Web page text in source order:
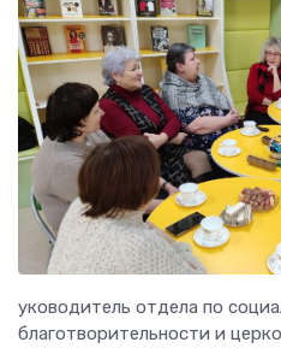
уководитель отдела по
благотворительности и